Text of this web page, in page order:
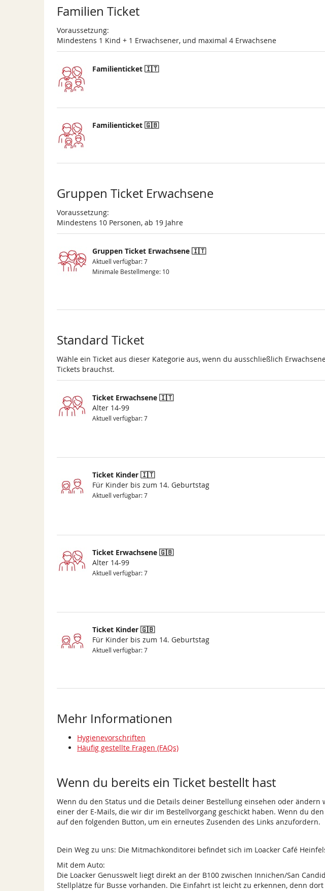
Produkte
Familien Ticket
Voraussetzung:
Mindestens 1 Kind + 1 Erwachsener, und maximal 4 Erwachsene
Familienticket 🇮🇹
Familienticket 🇬🇧
Gruppen Ticket Erwachsene
Voraussetzung:
Mindestens 10 Personen, ab 19 Jahre
Gruppen Ticket Erwachsene 🇮🇹
Aktuell verfügbar: 7
Minimale Bestellmenge: 10
Standard Ticket
Wähle ein Ticket aus dieser Kategorie aus, wenn du ausschließlich
Tickets brauchst.
Ticket Erwachsene 🇮🇹
Alter 14-99
Aktuell verfügbar: 7
Ticket Kinder 🇮🇹
Für Kinder bis zum 14. Geburtstag
Aktuell verfügbar: 7
Ticket Erwachsene 🇬🇧
Alter 14-99
Aktuell verfügbar: 7
Ticket Kinder 🇬🇧
Für Kinder bis zum 14. Geburtstag
Aktuell verfügbar: 7
Mehr Informationen
Hygienevorschriften
Häufig gestellte Fragen (FAQs)
Wenn du bereits ein Ticket bestellt hast
Wenn du den Status und die Details deiner Bestellung einsehen oder ändern
einer der E-Mails, die wir dir im Bestellvorgang geschickt haben. Wenn du
auf den folgenden Button, um ein erneutes Zusenden des Links anzufordern.
Dein Weg zu uns: Die Mitmachkonditorei befindet sich im Loacker Café
Mit dem Auto:
Die Loacker Genusswelt liegt direkt an der B100 zwischen Innichen/San
Stellplätze für Busse vorhanden. Die Einfahrt ist leicht zu erkennen, denn